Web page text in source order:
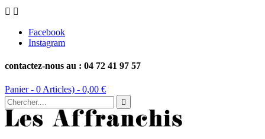
 
Facebook
Instagram
contactez-nous au : 04 72 41 97 57
Panier - 0 Articles) - 0,00 €
